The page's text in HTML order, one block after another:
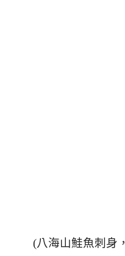
(八海山鮭魚刺身，